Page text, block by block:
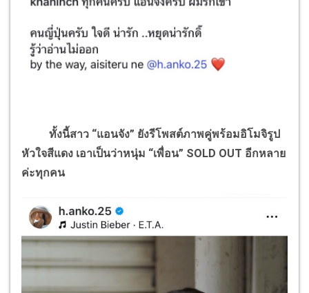
ทั้งนี้สาว “แอนจัง” ยังรีโพสต์ภาพคู่พร้อมอิโมจิรูป
หัวใจสีแดง เอาเป็นว่าหนุ่ม “เพื่อน” SOLD OUT อีกหลาย
ค่ะทุกคน